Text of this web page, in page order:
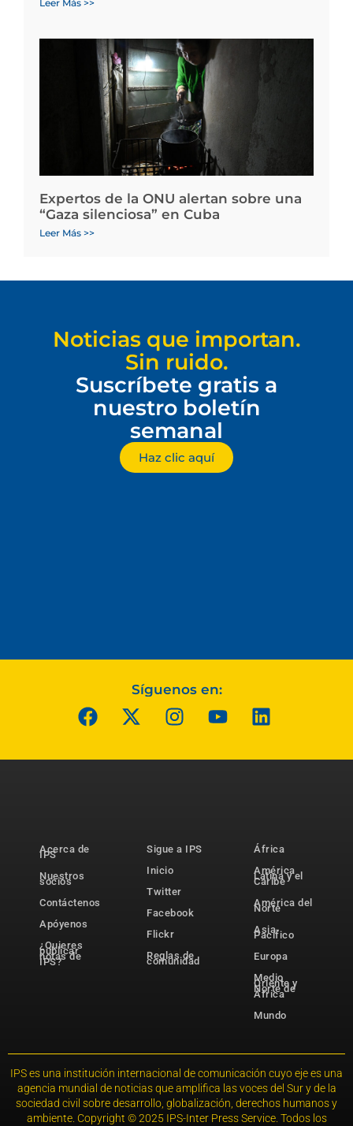
Leer Más >>
Expertos de la ONU alertan sobre una
“Gaza silenciosa” en Cuba
Leer Más >>
Noticias que importan.
Sin ruido.
Suscríbete gratis a
nuestro boletín
semanal
Haz clic aquí
Síguenos en:
Acerca de
IPS
Nuestros
socios
Contáctenos
Apóyenos
¿Quieres
publicar
notas de
IPS?
Sigue a IPS
Inicio
Twitter
Facebook
Flickr
Reglas de
comunidad
África
América
Latina y el
Caribe
América del
Norte
Asia-
Pacífico
Europa
Medio
Oriente y
Norte de
África
Mundo
IPS es una institución internacional de comunicación cuyo eje es una
agencia mundial de noticias que amplifica las voces del Sur y de la
sociedad civil sobre desarrollo, globalización, derechos humanos y
ambiente. Copyright © 2025 IPS-Inter Press Service. Todos los